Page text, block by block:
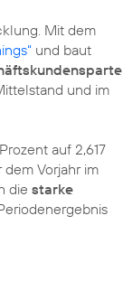
Mit dem
und baut
und im
auf 2,617
Vorjahr im
die starke